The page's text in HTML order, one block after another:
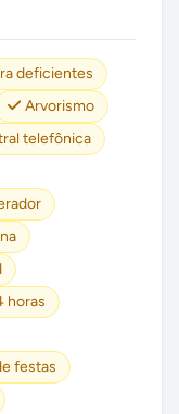
deficientes
Arvorismo
telefônica
horas
festas